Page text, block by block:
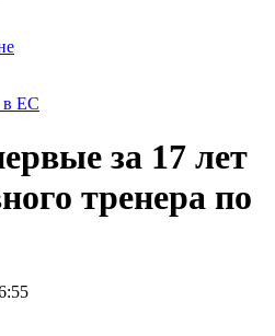
в ЕС
за 17 лет
тренера по